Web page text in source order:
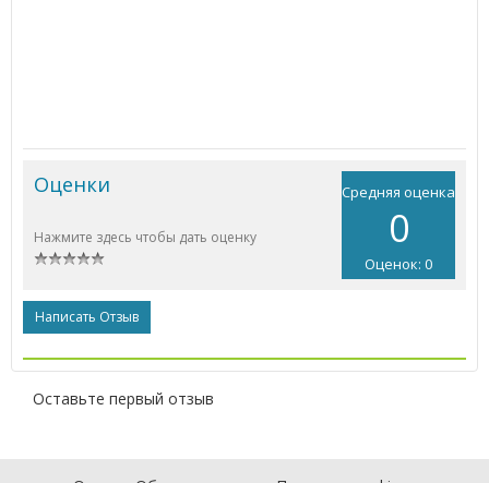
Средняя оценка
0
Оценок: 0
Оценки
Нажмите здесь чтобы дать оценку
Написать Отзыв
Оставьте первый отзыв